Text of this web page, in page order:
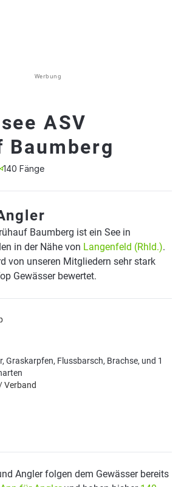
Werbung
ASV
Baumberg
140 Fänge
Baumberg ist ein See in
in der Nähe von Langenfeld (Rhld.).
von unseren Mitgliedern sehr stark
Gewässer bewertet.
Graskarpfen, Flussbarsch, Brachse, und 1
Verband
Angler folgen dem Gewässer bereits